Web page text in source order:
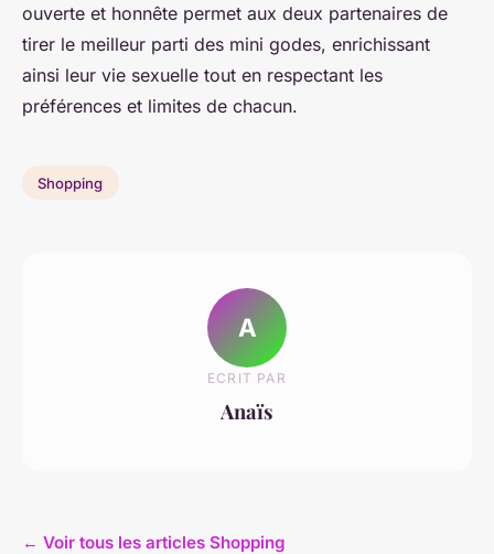
ouverte et honnête permet aux deux partenaires de
tirer le meilleur parti des mini godes, enrichissant
ainsi leur vie sexuelle tout en respectant les
préférences et limites de chacun.
Shopping
A
ECRIT PAR
Anaïs
← Voir tous les articles Shopping